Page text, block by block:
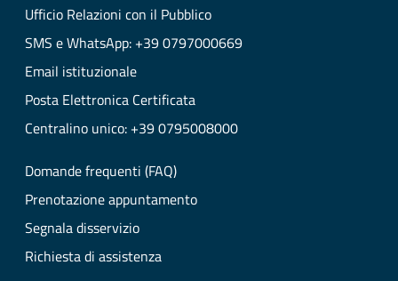
Ufficio Relazioni con il Pubblico
SMS e WhatsApp: +39 0797000669
Email istituzionale
Posta Elettronica Certificata
Centralino unico: +39 0795008000
Domande frequenti (FAQ)
Prenotazione appuntamento
Segnala disservizio
Richiesta di assistenza